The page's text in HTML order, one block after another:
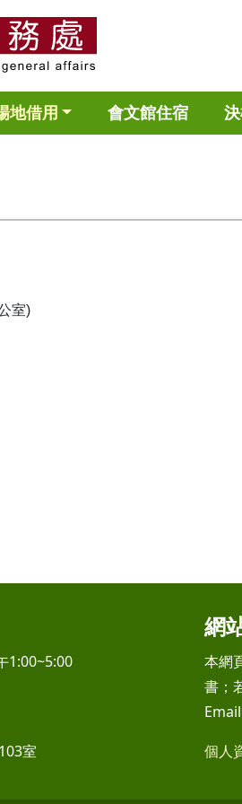
地借用 會文館住宿
室)
1:00~5:00
室
網
本網
書；
Email
個人